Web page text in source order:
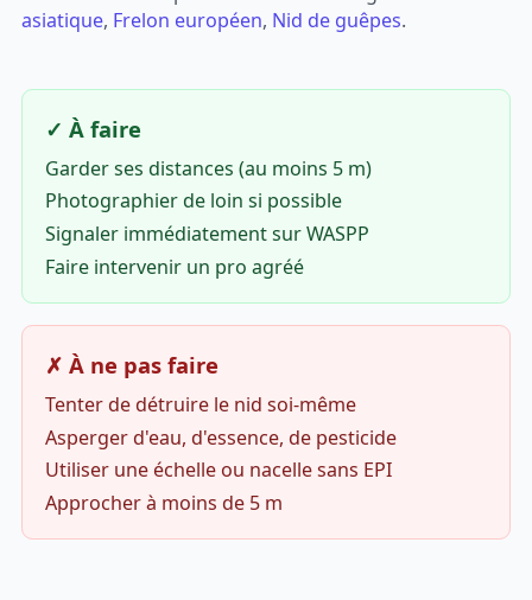
asiatique, Frelon européen, Nid de guêpes.
✓ À faire
Garder ses distances (au moins 5 m)
Photographier de loin si possible
Signaler immédiatement sur WASPP
Faire intervenir un pro agréé
✗ À ne pas faire
Tenter de détruire le nid soi-même
Asperger d'eau, d'essence, de pesticide
Utiliser une échelle ou nacelle sans EPI
Approcher à moins de 5 m